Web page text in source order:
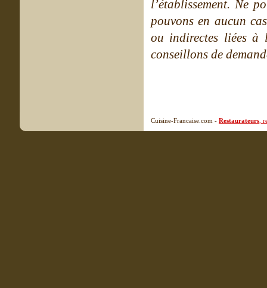
l’établissement. Ne
pouvons en aucun
ou indirectes liées à
conseillons de
Cuisine-Francaise.com - Restaurateurs ,